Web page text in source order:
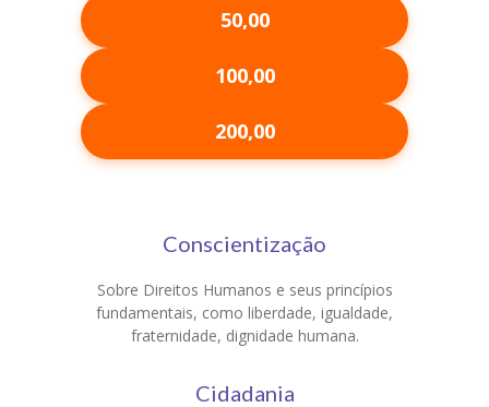
-- VÍDEOS
FALE CONOSCO
50,00
100,00
200,00
Conscientização
Sobre Direitos Humanos e seus princípios
fundamentais, como liberdade, igualdade,
fraternidade, dignidade humana.
Cidadania